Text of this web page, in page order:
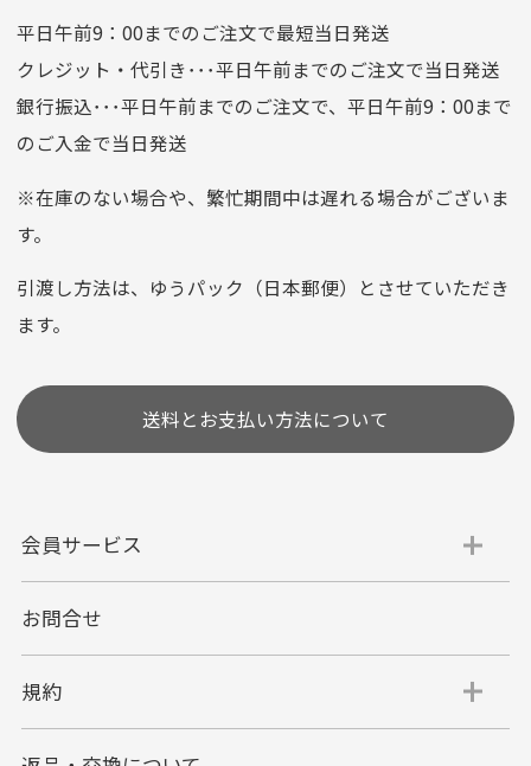
口座番号
0776226
口座名義
株式会社一条
クレジットカード
選びいただけない場合がございます。
代金引換
代引手数料一律400円
平日午前9：00までのご注文で最短当日発送
クレジット・代引き･･･平日午前までのご注文で当日発送
銀行振込･･･平日午前までのご注文で、平日午前9：00まで
のご入金で当日発送
※在庫のない場合や、繁忙期間中は遅れる場合がございま
す。
引渡し方法は、ゆうパック（日本郵便）とさせていただき
ます。
送料とお支払い方法について
会員サービス
お問合せ
規約